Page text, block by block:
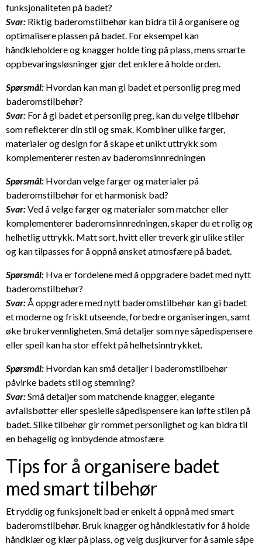
funksjonaliteten på badet?
Svar: Riktig baderomstilbehør kan bidra til å organisere og
optimalisere plassen på badet. For eksempel kan
håndkleholdere og knagger holde ting på plass, mens smarte
oppbevaringsløsninger gjør det enklere å holde orden.
Spørsmål: Hvordan kan man gi badet et personlig preg med
baderomstilbehør?
Svar: For å gi badet et personlig preg, kan du velge tilbehør
som reflekterer din stil og smak. Kombiner ulike farger,
materialer og design for å skape et unikt uttrykk som
komplementerer resten av baderomsinnredningen
Spørsmål: Hvordan velge farger og materialer på
baderomstilbehør for et harmonisk bad?
Svar:Ved å velge farger og materialer som matcher eller
komplementerer baderomsinnredningen, skaper du et rolig og
helhetlig uttrykk. Matt sort, hvitt eller treverk gir ulike stiler
og kan tilpasses for å oppnå ønsket atmosfære på badet.
Spørsmål: Hva er fordelene med å oppgradere badet med nytt
baderomstilbehør?
Svar:Å oppgradere med nytt baderomstilbehør kan gi badet
et moderne og friskt utseende, forbedre organiseringen, samt
øke brukervennligheten. Små detaljer som nye såpedispensere
eller speil kan ha stor effekt på helhetsinntrykket.
Spørsmål: Hvordan kan små detaljer i baderomstilbehør
påvirke badets stil og stemning?
Svar:Små detaljer som matchende knagger, elegante
avfallsbøtter eller spesielle såpedispensere kan løfte stilen på
badet. Slike tilbehør gir rommet personlighet og kan bidra til
en behagelig og innbydende atmosfære
Tips for å organisere badet
med smart tilbehør
Et ryddig og funksjonelt bad er enkelt å oppnå med smart
baderomstilbehør. Bruk knagger og håndklestativ for å holde
håndklær og klær på plass, og velg dusjkurver for å samle såpe